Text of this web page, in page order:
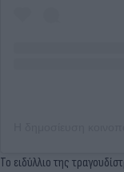
Το ειδύλλιο της